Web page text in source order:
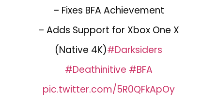
– Fixes BFA Achievement
– Adds Support for Xbox One X
(Native 4K)#Darksiders
#Deathinitive #BFA
pic.twitter.com/5R0QFkApOy